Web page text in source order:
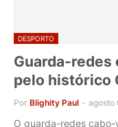
DESPORTO
Guarda-redes
pelo histórico
Por Blighity Paul - agosto
O guarda-redes cabo-